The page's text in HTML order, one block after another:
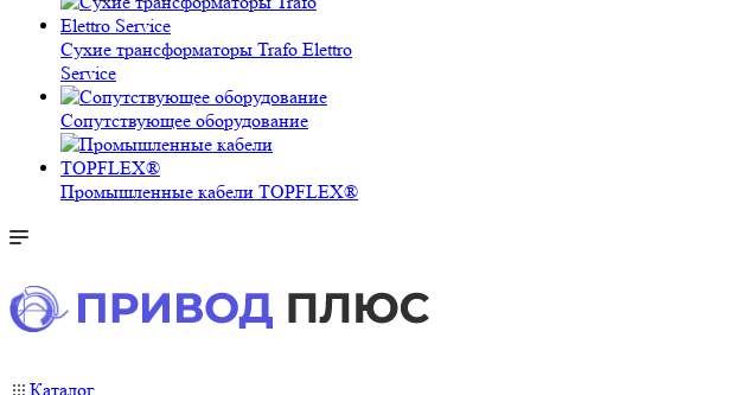
Сухие трансформаторы Trafo Elettro
Service
Сопутствующее оборудование
Промышленные кабели TOPFLEX®
Каталог